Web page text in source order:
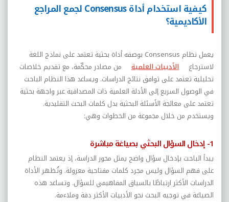
كيفية استخدام أداة Consensus لجمع المراجع
الأكاديمية؟
يعمل نظام Consensus بوصفه أداة بحثية تعتمد على نماذج اللغة
لاسترجاع
الأدبيات العلمية
من مصادر محكّمة، مع تقديم خلاصات
تحليلية تعتمد على توافق نتائج الدراسات. ويساعد هذا النظام الباحث
في الوصول السريع إلى الأدلة العلمية ذات المصداقية عبر واجهة بحثية
تعتمد على معالجة الأسئلة البحثية بدل كلمات البحث التقليدية.
ويستخدم من خلال مجموعة من الخطوات وهي:
1- إدخال السؤال البحثي بصياغة مباشرة
يبدأ الباحث بإدخال سؤال واضح يمثل محور الدراسة، إذ يعتمد النظام
على فهم السؤال وليس مجرد كلمات مفتاحية معزولة. وتُظهر الأداة
الدراسات الأكثر ارتباطًا بالسياق المفاهيمي للسؤال. وتساعد هذه
الصياغة في توجيه البحث نحو الأدبيات الأكثر دقة وملاءمة.